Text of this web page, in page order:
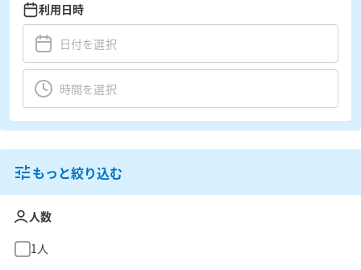
利用日時
もっと絞り込む
人数
1人